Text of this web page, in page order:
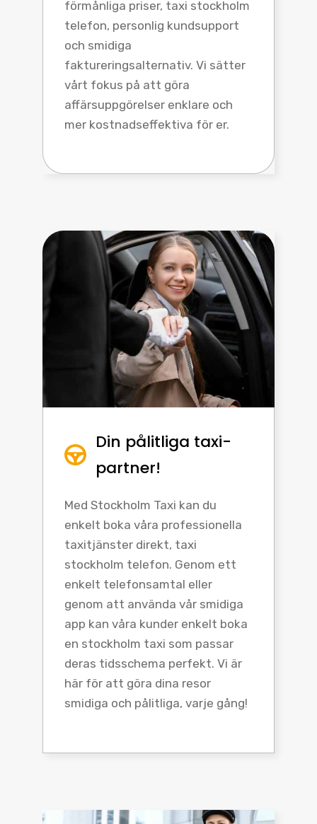
förmånliga priser, taxi stockholm
telefon, personlig kundsupport
och smidiga
faktureringsalternativ. Vi sätter
vårt fokus på att göra
affärsuppgörelser enklare och
mer kostnadseffektiva för er.
Din pålitliga taxi-
partner!
Med Stockholm Taxi kan du
enkelt boka våra professionella
taxitjänster direkt, taxi
stockholm telefon. Genom ett
enkelt telefonsamtal eller
genom att använda vår smidiga
app kan våra kunder enkelt boka
en stockholm taxi som passar
deras tidsschema perfekt. Vi är
här för att göra dina resor
smidiga och pålitliga, varje gång!